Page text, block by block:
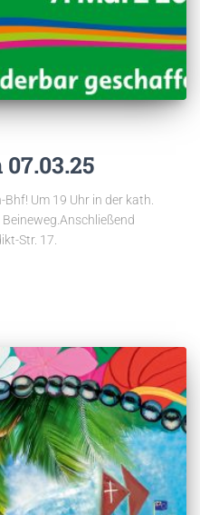
Um 19 Uhr in der kath.
Str. 17.